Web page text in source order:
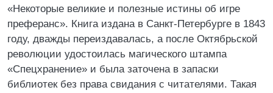
«Некоторые великие и полезные истины об игре
преферанс». Книга издана в Санкт-Петербурге в 1843
году, дважды переиздавалась, а после Октябрьской
революции удостоилась магического штампа
«Спецхранение» и была заточена в запаски
библиотек без права свидания с читателями. Такая